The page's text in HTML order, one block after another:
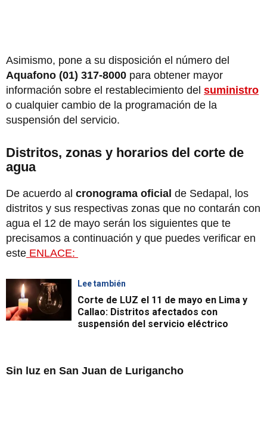
Asimismo, pone a su disposición el número del
Aquafono (01) 317-8000 para obtener mayor
información sobre el restablecimiento del suministro
o cualquier cambio de la programación de la
suspensión del servicio.
Distritos, zonas y horarios del corte de
agua
De acuerdo al cronograma oficial de Sedapal, los
distritos y sus respectivas zonas que no contarán con
agua el 12 de mayo serán los siguientes que te
precisamos a continuación y que puedes verificar en
este ENLACE:
Lee también
Corte de LUZ el 11 de mayo en Lima y
Callao: Distritos afectados con
suspensión del servicio eléctrico
Sin luz en San Juan de Lurigancho